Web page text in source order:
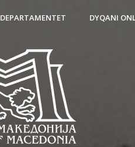
DEPARTAMENTET DYQANI